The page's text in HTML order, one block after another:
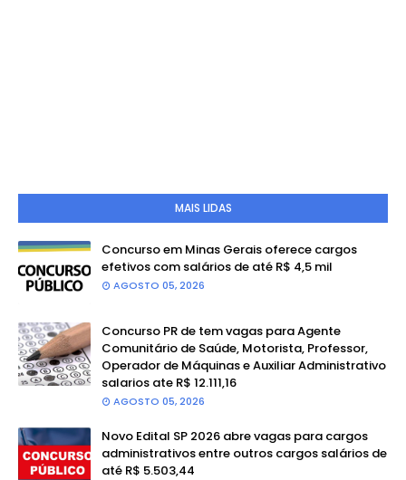
MAIS LIDAS
Concurso em Minas Gerais oferece cargos
efetivos com salários de até R$ 4,5 mil
AGOSTO 05, 2026
Concurso PR de tem vagas para Agente
Comunitário de Saúde, Motorista, Professor,
Operador de Máquinas e Auxiliar Administrativo
salarios ate R$ 12.111,16
AGOSTO 05, 2026
Novo Edital SP 2026 abre vagas para cargos
administrativos entre outros cargos salários de
até R$ 5.503,44